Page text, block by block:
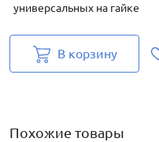
универсальных на гайке
В корзину
Похожие товары